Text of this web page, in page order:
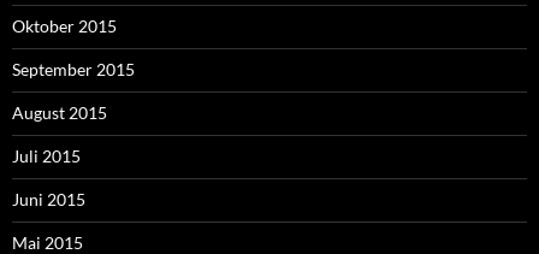
Oktober 2015
September 2015
August 2015
Juli 2015
Juni 2015
Mai 2015